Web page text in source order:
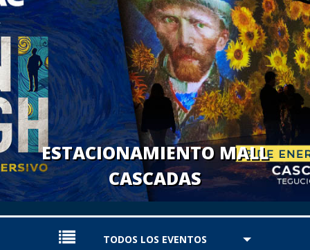
ESTACIONAMIENTO MALL
CASCADAS
TODOS LOS EVENTOS